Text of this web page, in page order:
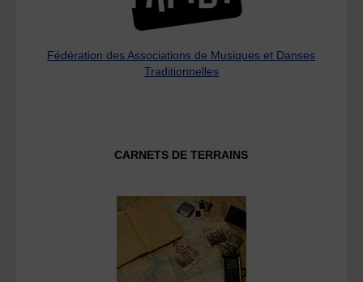
Fédération des Associations de Musiques et Danses
Traditionnelles
CARNETS DE TERRAINS